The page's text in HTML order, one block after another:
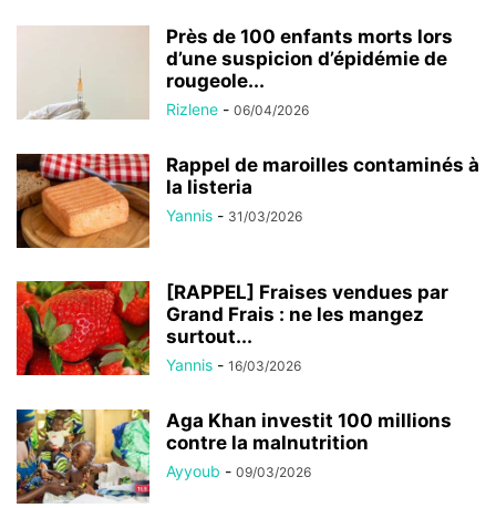
Près de 100 enfants morts lors
d’une suspicion d’épidémie de
rougeole...
Rizlene - 06/04/2026
Rappel de maroilles contaminés à
la listeria
Yannis - 31/03/2026
[RAPPEL] Fraises vendues par
Grand Frais : ne les mangez
surtout...
Yannis - 16/03/2026
Aga Khan investit 100 millions
contre la malnutrition
Ayyoub - 09/03/2026